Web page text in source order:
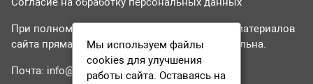
При полном или частичном использовании материалов
сайта прямая гиперссылка на tvr24.tv обязательна.
Почта: info@tvr24.tv
Мы используем файлы
cookies для улучшения
работы сайта. Оставаясь на